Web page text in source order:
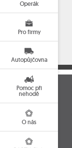
Operák
Pro firmy
Autopůjčovna
Pomoc při
nehodě
O nás